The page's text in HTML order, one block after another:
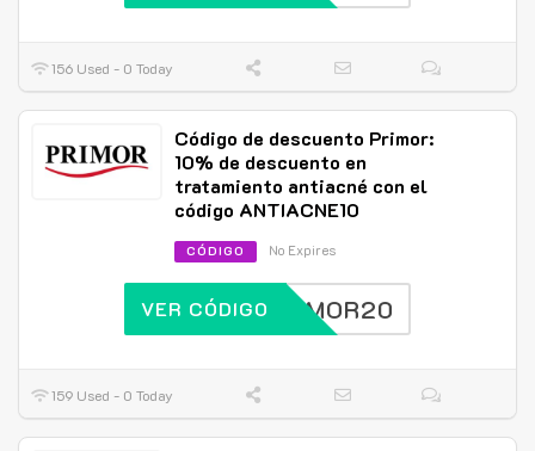
156 Used - 0 Today
Código de descuento Primor:
10% de descuento en
tratamiento antiacné con el
código ANTIACNE10
CÓDIGO No Expires
PRIMOR20
VER CÓDIGO
159 Used - 0 Today